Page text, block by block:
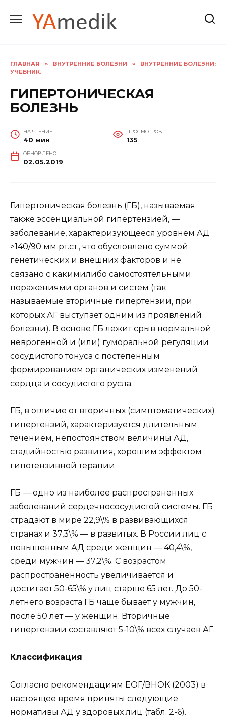
содержанию
ГЛАВНАЯ » ВНУТРЕННИЕ БОЛЕЗНИ »
ВНУТРЕННИЕ БОЛЕЗНИ:
УЧЕБНИК.
ГИПЕРТОНИЧЕСКАЯ
БОЛЕЗНЬ
НА ЧТЕНИЕ
40 мин
ПРОСМОТРОВ
135
ОБНОВЛЕНО
02.05.2019
Гипертоническая болезнь (ГБ), называемая
также эссенциальной гипертензией, —
заболевание, характеризующееся уровнем АД
>140/90 мм рт.ст., что обусловлено суммой
генетических и внешних факторов и не
связано с какимилибо самостоятельными
поражениями органов и систем (так
называемые вторичные гипертензии, при
которых АГ выступает одним из проявлений
болезни). В основе ГБ лежит срыв нормальной
неврогенной и (или) гуморальной регуляции
сосудистого тонуса с постепенным
формированием органических изменений
сердца и сосудистого русла.
ГБ, в отличие от вторичных (симптоматических)
гипертензий, характеризуется длительным
течением, непостоянством величины АД,
стадийностью развития, хорошим эффектом
гипотензивной терапии.
ГБ — одно из наиболее распространенных
заболеваний сердечнососудистой системы. ГБ
страдают в мире 22,9\% в развивающихся
странах и 37,3\% — в развитых. В России лиц с
повышенным АД среди женщин — 40,4\%,
среди мужчин — 37,2\%. С возрастом
распространенность увеличивается и
достигает 50-65\% у лиц старше 65 лет. До 50-
летнего возраста ГБ чаще бывает у мужчин,
после 50 лет — у женщин. Вторичные
гипертензии составляют 5-10\% всех случаев АГ.
Классификация
Согласно рекомендациям ЕОГ/ВНОК (2003) в
настоящее время приняты следующие
нормативы АД у здоровых лиц (табл. 2-6).